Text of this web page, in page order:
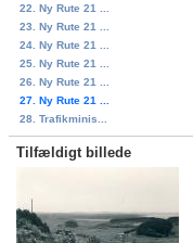
22. Ny Rute 21 ...
23. Ny Rute 21 ...
24. Ny Rute 21 ...
25. Ny Rute 21 ...
26. Ny Rute 21 ...
27. Ny Rute 21 ...
28. Trafikminis...
Tilfældigt billede